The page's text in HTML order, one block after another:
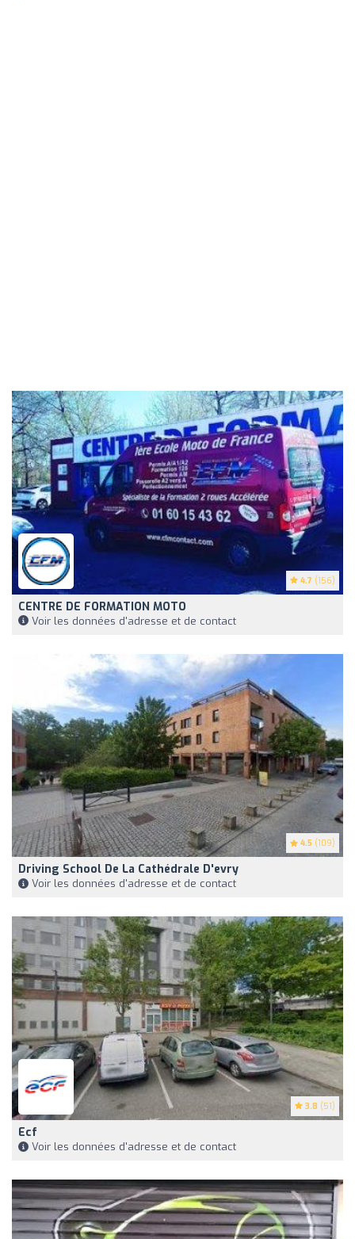
4.7 (156)
CENTRE DE FORMATION MOTO
Voir les données d'adresse et de contact
4.5 (109)
Driving School De La Cathédrale D'evry
Voir les données d'adresse et de contact
3.8 (51)
Ecf
Voir les données d'adresse et de contact